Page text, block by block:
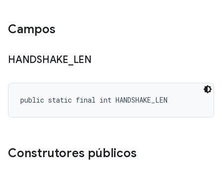
Campos
HANDSHAKE LEN
public static final int HANDSHAKE_LEN
Construtores públicos